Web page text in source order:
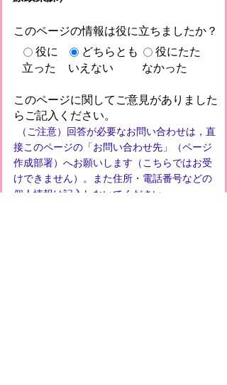
このページの情報は役に立ちましたか？
役に
立った
どちらとも
いえない
役にたた
なかった
このページに関してご意見がありました
らご記入ください。
（ご注意）回答が必要なお問い合わせは，直
接このページの「お問い合わせ先」（ページ
作成部署）へお願いします（こちらではお受
けできません）。また住所・電話番号などの
個人情報は記入しないでください